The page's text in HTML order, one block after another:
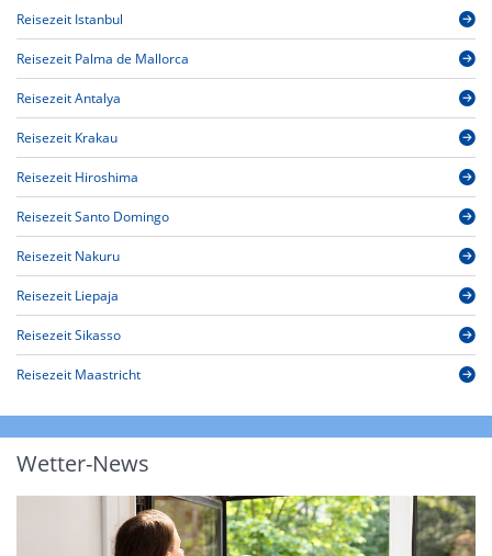
Reisezeit Istanbul
Reisezeit Palma de Mallorca
Reisezeit Antalya
Reisezeit Krakau
Reisezeit Hiroshima
Reisezeit Santo Domingo
Reisezeit Nakuru
Reisezeit Liepaja
Reisezeit Sikasso
Reisezeit Maastricht
Wetter-News